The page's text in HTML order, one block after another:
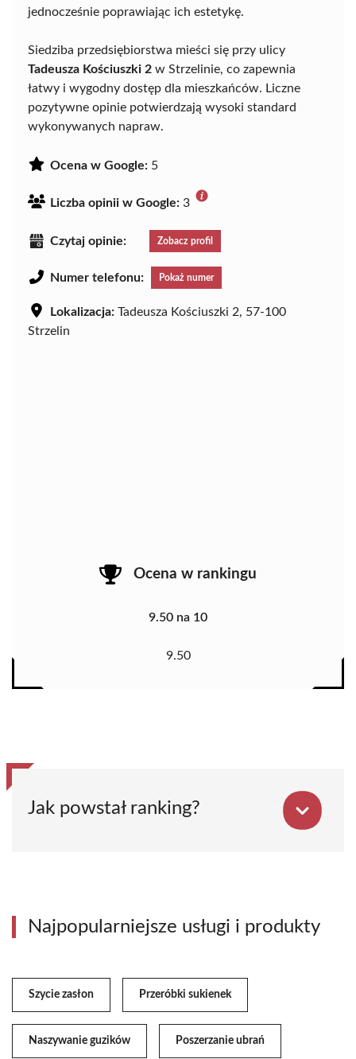
jednocześnie poprawiając ich estetykę.
Siedziba przedsiębiorstwa mieści się przy ulicy
Tadeusza Kościuszki 2 w Strzelinie, co zapewnia
łatwy i wygodny dostęp dla mieszkańców. Liczne
pozytywne opinie potwierdzają wysoki standard
wykonywanych napraw.
Ocena w Google: 5
Liczba opinii w Google: 3
Czytaj opinie: Zobacz profil
Numer telefonu: Pokaż numer
Lokalizacja: Tadeusza Kościuszki 2, 57-100
Strzelin
Ocena w rankingu
9.50 na 10
9.50
Jak powstał ranking?
Najpopularniejsze usługi i produkty
Szycie zasłon Przeróbki sukienek
Naszywanie guzików Poszerzanie ubrań